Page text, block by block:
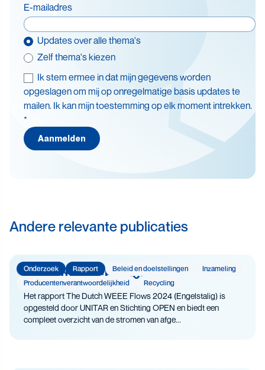
E-mailadres
Updates over alle thema's
Zelf thema's kiezen
Thema's
Batterijen
Circulaire economie
Ik stem ermee in dat mijn gegevens worden
opgeslagen om mij op onregelmatige basis updates te
mailen. Ik kan mijn toestemming op elk moment intrekken.
*
Aanmelden
Andere relevante publicaties
Onderzoek Rapport Beleid en doelstellingen
Inzameling
Producenten­­­­verantwoor­delijk­heid
Recycling
The Dutch WEEE Flows
Het rapport The Dutch WEEE Flows 2024 (Engelstalig) is
opgesteld door UNITAR en Stichting OPEN en biedt een
compleet overzicht van de stromen van afge...